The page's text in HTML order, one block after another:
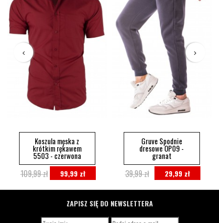
Koszula męska z
krótkim rękawem
5503 - czerwona
99,99 zł
109,99 zł
Gruve Spodnie
dresowe OP09 -
granat
29,99 zł
39,99 zł
ZAPISZ SIĘ DO NEWSLETTERA